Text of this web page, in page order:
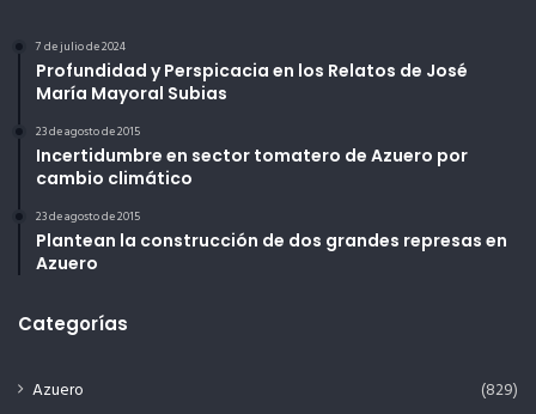
7 de julio de 2024
Profundidad y Perspicacia en los Relatos de José
María Mayoral Subias
23 de agosto de 2015
Incertidumbre en sector tomatero de Azuero por
cambio climático
23 de agosto de 2015
Plantean la construcción de dos grandes represas en
Azuero
Categorías
Azuero
(829)